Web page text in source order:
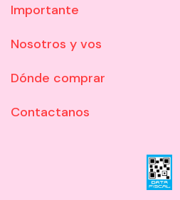
Importante
Nosotros y vos
Dónde comprar
Contactanos